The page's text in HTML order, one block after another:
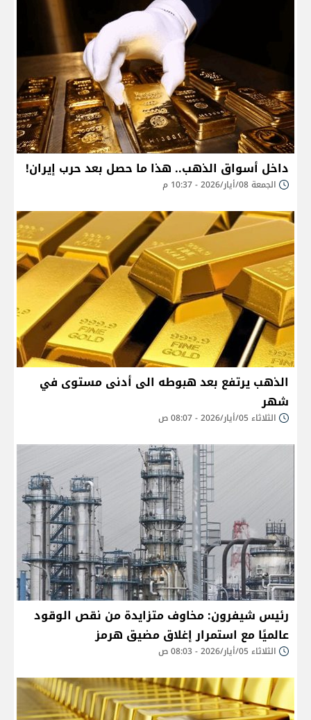
داخل أسواق الذهب.. هذا ما حصل بعد حرب إيران!
الجمعة 08/أيار/2026 - 10:37 م
الذهب يرتفع بعد هبوطه الى أدنى مستوى في
شهر
الثلاثاء 05/أيار/2026 - 08:07 ص
رئيس شيفرون: مخاوف متزايدة من نقص الوقود
عالميًا مع استمرار إغلاق مضيق هرمز
الثلاثاء 05/أيار/2026 - 08:03 ص